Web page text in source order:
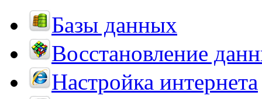
Базы данных
Восстановление
Настройка интернета